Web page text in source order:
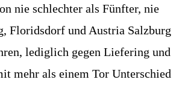
nie schlechter als Fünfter, nie
Floridsdorf und Austria Salzburg
lediglich gegen Liefering und
mehr als einem Tor Unterschied